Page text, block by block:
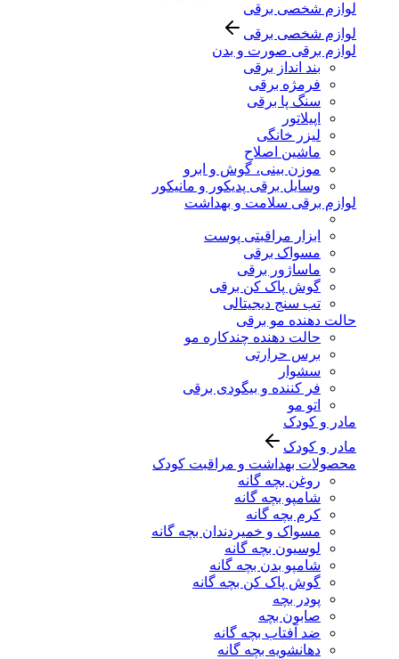
لوازم شخصی برقی
لوازم شخصی برقی
لوازم برقی صورت و بدن
بند انداز برقی
فرمژه برقی
سنگ پا برقی
اپیلاتور
لیزر خانگی
ماشین اصلاح
موزن بینی، گوش و ابرو
وسایل برقی پدیکور و مانیکور
لوازم برقی سلامت و بهداشت
ابزار مراقبتی پوست
مسواک برقی
ماساژور برقی
گوش پاک کن برقی
تب سنج دیجیتالی
حالت دهنده مو برقی
حالت دهنده چندکاره مو
برس حرارتی
سشوار
فر کننده و بیگودی برقی
اتو مو
مادر و کودک
مادر و کودک
محصولات بهداشت و مراقبت کودک
روغن بچه گانه
شامپو بچه گانه
کرم بچه گانه
مسواک و خمیردندان بچه گانه
لوسیون بچه گانه
شامپو بدن بچه گانه
گوش پاک کن بچه گانه
پودر بچه
صابون بچه
ضد آفتاب بچه گانه
دهانشویه بچه گانه